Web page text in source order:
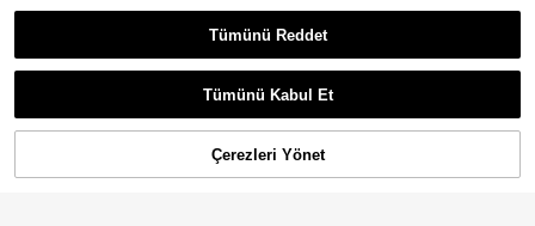
6
SHEIN Clasi Zarif Çiçek Desenli File
li Maxi Etek, Büyük Beden, İlkbahar/
GlowEve CURVE Büyük Beden Kadı
n Yeni Şık Günlük Çok Yönlü Dış Me
kan Tatil ve Günlük Kullanım Hafif
Çiçek Desenli Etek, İlkbahar/Yaz
795,69TL
%33% İNDİRİM! SEPETE EKLE
Tümünü Reddet
Tümünü Kabul Et
Çerezleri Yönet